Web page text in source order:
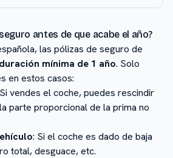
antes de que acabe el año?
las pólizas de seguro de
duración mínima de 1 año. Solo
en estos casos:
vendes el coche, puedes rescindir
parte proporcional de la prima no
: Si el coche es dado de baja
total, desguace, etc.